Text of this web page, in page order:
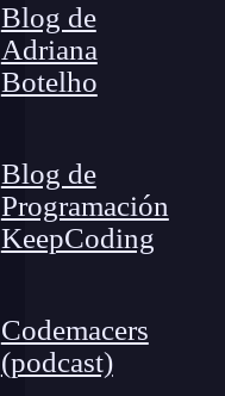
Blog de
Adriana
Botelho
Blog de
Programación
KeepCoding
Codemacers
(podcast)